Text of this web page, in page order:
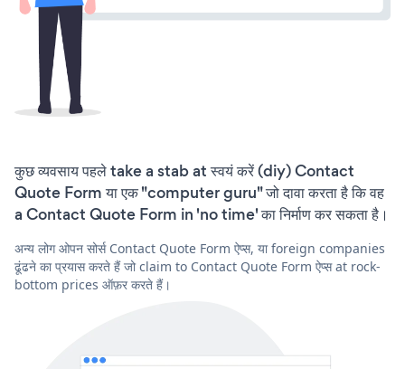
कुछ व्यवसाय पहले take a stab at स्वयं करें (diy) Contact
Quote Form या एक "computer guru" जो दावा करता है कि वह
a Contact Quote Form in 'no time' का निर्माण कर सकता है।
अन्य लोग ओपन सोर्स Contact Quote Form ऐप्स, या foreign companies
ढूंढने का प्रयास करते हैं जो claim to Contact Quote Form ऐप्स at rock-
bottom prices ऑफ़र करते हैं।